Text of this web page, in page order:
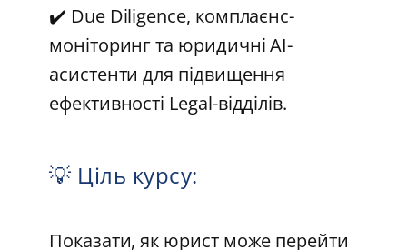
✔️ Due Diligence, комплаєнс-
моніторинг та юридичні AI-
асистенти для підвищення
ефективності Legal-відділів.
💡 Ціль курсу:
Показати, як юрист може перейти